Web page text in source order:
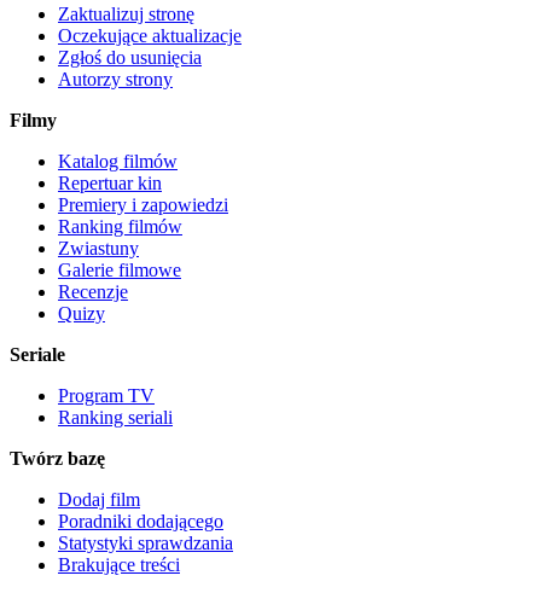
Zaktualizuj stronę
Oczekujące aktualizacje
Zgłoś do usunięcia
Autorzy strony
Filmy
Katalog filmów
Repertuar kin
Premiery i zapowiedzi
Ranking filmów
Zwiastuny
Galerie filmowe
Recenzje
Quizy
Seriale
Program TV
Ranking seriali
Twórz bazę
Dodaj film
Poradniki dodającego
Statystyki sprawdzania
Brakujące treści